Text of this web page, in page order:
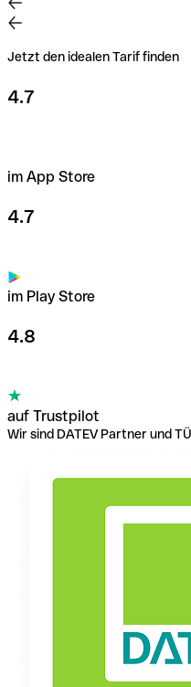
Jetzt den idealen Tarif finden
4.7
im App Store
4.7
im Play Store
4.8
auf Trustpilot
Wir sind DATEV Partner und